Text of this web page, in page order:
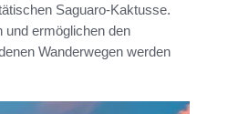
Saguaro-Kaktusse.
und ermöglichen den
Wanderwegen werden